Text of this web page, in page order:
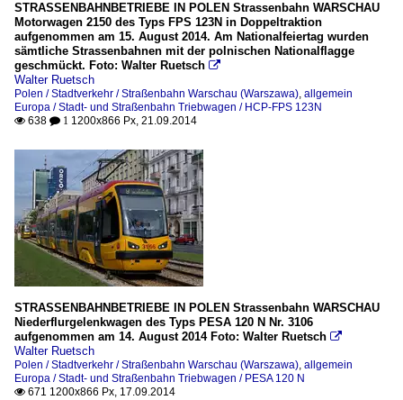
STRASSENBAHNBETRIEBE IN POLEN Strassenbahn WARSCHAU
Motorwagen 2150 des Typs FPS 123N in Doppeltraktion
aufgenommen am 15. August 2014. Am Nationalfeiertag wurden
sämtliche Strassenbahnen mit der polnischen Nationalflagge
geschmückt. Foto: Walter Ruetsch 
Walter Ruetsch
Polen / Stadtverkehr / Straßenbahn Warschau (Warszawa), allgemein
Europa / Stadt- und Straßenbahn Triebwagen / HCP-FPS 123N
 638  1 1200x866 Px, 21.09.2014
STRASSENBAHNBETRIEBE IN POLEN Strassenbahn WARSCHAU
Niederflurgelenkwagen des Typs PESA 120 N Nr. 3106
aufgenommen am 14. August 2014 Foto: Walter Ruetsch 
Walter Ruetsch
Polen / Stadtverkehr / Straßenbahn Warschau (Warszawa), allgemein
Europa / Stadt- und Straßenbahn Triebwagen / PESA 120 N
 671 1200x866 Px, 17.09.2014